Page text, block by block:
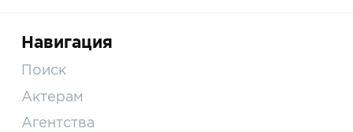
Навигация
Поиск
Актерам
Агентства